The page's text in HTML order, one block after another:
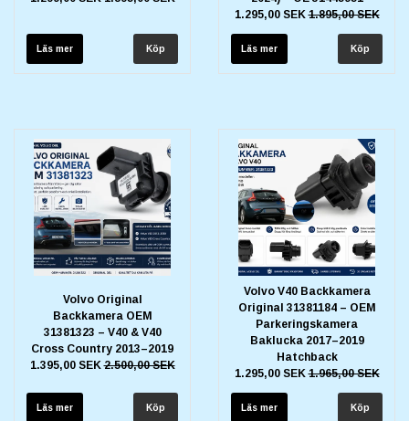
Läs mer
1.295,00 SEK1.895,00 SEK
Läs mer
Volvo Original
Backkamera OEM
31381323 – V40 & V40
Cross Country 2013–2019
1.395,00 SEK2.500,00 SEK
Läs mer
Volvo V40 Backkamera
Original 31381184 – OEM
Parkeringskamera
Baklucka 2017–2019
Hatchback
1.295,00 SEK1.965,00 SEK
Läs mer